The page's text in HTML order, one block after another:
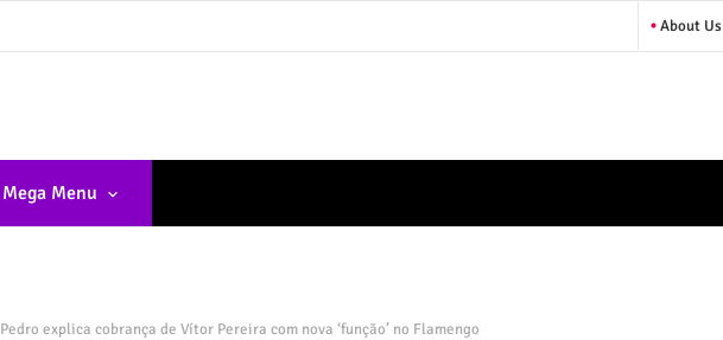
About Us
Mega Menu
Pedro explica cobrança de Vítor Pereira com nova ‘função’ no Flamengo